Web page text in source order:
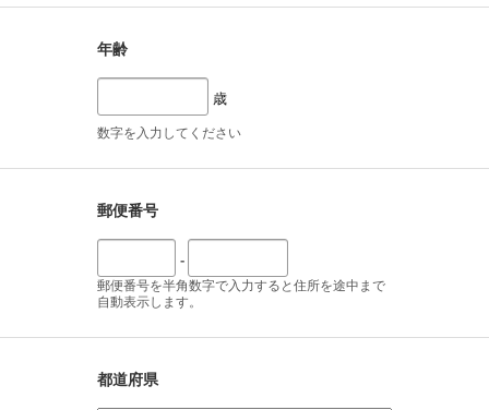
年齢
歳
数字を入力してください
郵便番号
-
郵便番号を半角数字で入力すると住所を途中まで
自動表示します。
都道府県